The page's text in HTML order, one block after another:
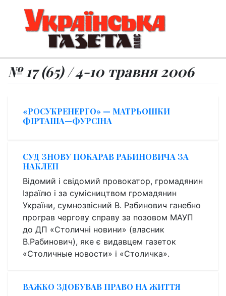
№ 17 (65) / 4-10 травня 2006
«РОСУКРЕНЕРГО» — МАТРЬОШКИ
ФІРТАША—ФУРСІНА
СУД ЗНОВУ ПОКАРАВ РАБИНОВИЧА ЗА
НАКЛЕП
Відомий і свідомий провокатор, громадянин
Ізраїлю і за сумісництвом громадянин
України, сумнозвісний В. Рабинович ганебно
програв чергову справу за позовом МАУП
до ДП «Столичні новини» (власник
В.Рабинович), яке є видавцем газеток
«Столичные новости» і «Столичка».
ВАЖКО ЗДОБУВАВ ПРАВО НА ЖИТТЯ